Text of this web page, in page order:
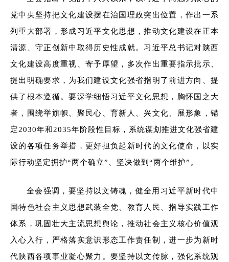
党中央坚持把文化建设摆在治国理政突出位置，作出一系
列重大部署，形成习近平文化思想，推动文化建设在正本
清源、守正创新中取得历史性成就。习近平总书记对陕西
文化建设高度重视、寄予厚望，多次作出重要指示批示、
提出明确要求，为我们建设文化强省指明了前进方向、提
供了根本遵循。要深学细悟习近平文化思想，胸怀国之大
者，围绕举旗帜、聚民心、育新人、兴文化、展形象，锚
定2030年和2035年阶段性目标，系统谋划推进文化强省建
设的各项任务举措，更好担负起新时代的文化使命，以实
际行动坚定拥护“两个确立”、坚决做到“两个维护”。
全会强调，要坚持以文铸魂，健全用习近平新时代中
国特色社会主义思想武装全党、教育人民、指导实践工作
体系，巩固壮大主流思想舆论，推动社会主义核心价值观
入心入行，严格落实意识形态工作责任制，进一步为新时
代陕西各项事业凝心聚力。要坚持以文传脉，强化系统观